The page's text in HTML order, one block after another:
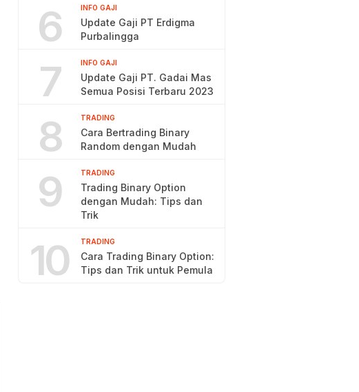
6 INFO GAJI
Update Gaji PT Erdigma
Purbalingga
7 INFO GAJI
Update Gaji PT. Gadai Mas
Semua Posisi Terbaru 2023
8 TRADING
Cara Bertrading Binary
Random dengan Mudah
9 TRADING
Trading Binary Option
dengan Mudah: Tips dan
Trik
10 TRADING
Cara Trading Binary Option:
Tips dan Trik untuk Pemula